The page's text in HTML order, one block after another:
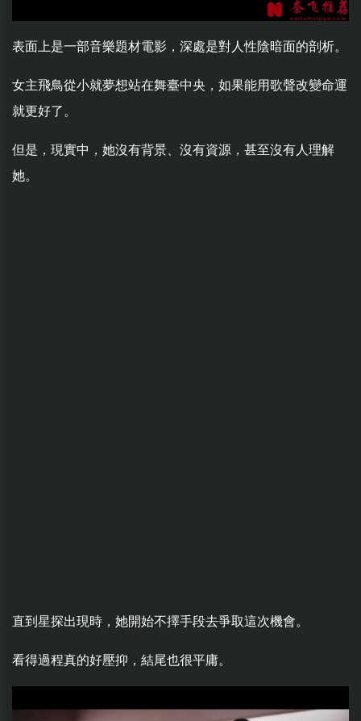
表面上是一部音樂題材電影，深處是對人性陰暗面的剖析。
女主飛鳥從小就夢想站在舞臺中央，如果能用歌聲改變命運
就更好了。
但是，現實中，她沒有背景、沒有資源，甚至沒有人理解
她。
直到星探出現時，她開始不擇手段去爭取這次機會。
看得過程真的好壓抑，結尾也很平庸。